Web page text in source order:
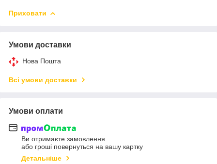
Приховати
Умови доставки
Нова Пошта
Всі умови доставки
Умови оплати
Ви отримаєте замовлення
або гроші повернуться на вашу картку
Детальніше